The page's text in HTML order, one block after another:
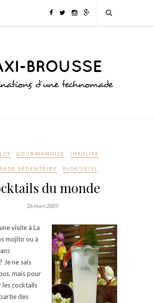
GOURMANDISE INSOLITE
SÉDENTAIRE PLOGUE(S)
du monde
26 mars 2009
visite à La
mojito ou à
Je ne sais
mais pour
les cocktails
des